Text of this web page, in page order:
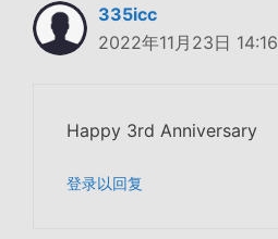
335icc
2022年11月23日 14:16
Happy 3rd Anniversary
登录以回复